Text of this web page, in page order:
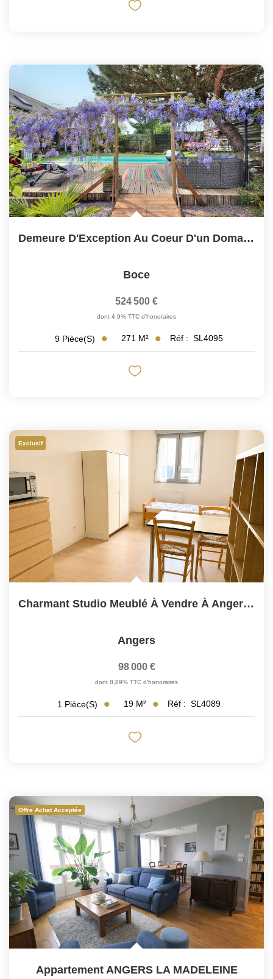
Demeure D'Exception Au Coeur D'un Domaine Privé
Boce
524 500 €
dont 4,9% TTC d'honoraires
9 Pièce(s) 271 M² Réf : SL4095
Exclusif
Charmant Studio Meublé À Vendre À Angers Gare -
Angers
98 000 €
dont 8,89% TTC d'honoraires
1 Pièce(s) 19 M² Réf : SL4089
Offre Achat Acceptée
Appartement ANGERS LA MADELEINE